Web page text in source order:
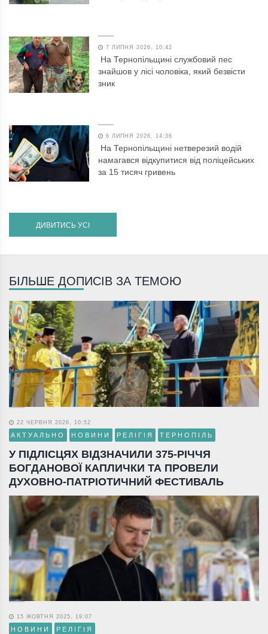
7 ЛИПНЯ 2026, 10:42
На Тернопільщині службовий пес
знайшов у лісі чоловіка, який безвісти
зник
6 ЛИПНЯ 2026, 14:36
На Тернопільщині нетверезий водій
намагався відкупитися від поліцейських
за 15 тисяч гривень
ДИВИТИСЬ УСІ
БІЛЬШЕ ДОПИСІВ ЗА ТЕМОЮ
22 ЧЕРВНЯ 2026, 10:52
АКТУАЛЬНО НОВИНИ РЕЛІГІЯ ТЕРНОПІЛЬ
У ПІДЛІСЦЯХ ВІДЗНАЧИЛИ 375-РІЧЧЯ
БОГДАНОВОЇ КАПЛИЧКИ ТА ПРОВЕЛИ
ДУХОВНО-ПАТРІОТИЧНИЙ ФЕСТИВАЛЬ
15 ЖОВТНЯ 2025, 19:07
НОВИНИ РЕЛІГІЯ